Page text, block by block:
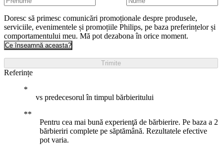
Doresc să primesc comunicări promoționale despre produsele,
serviciile, evenimentele și promoțiile Philips, pe baza preferințelor și
comportamentului meu. Mă pot dezabona în orice moment.
Ce înseamnă aceasta?
Trimite
Referințe
vs predecesorul în timpul bărbieritului
Pentru cea mai bună experienţă de bărbierire. Pe baza a 2
bărbieriri complete pe săptămână. Rezultatele efective
pot varia.